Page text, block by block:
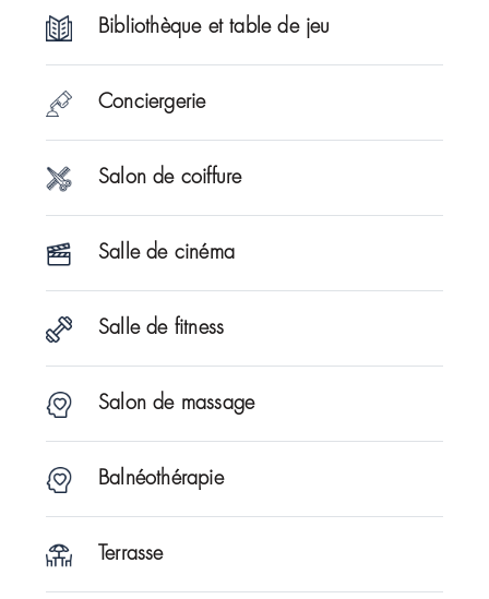
Bibliothèque et table de jeu
Conciergerie
Salon de coiffure
Salle de cinéma
Salle de fitness
Salon de massage
Balnéothérapie
Terrasse